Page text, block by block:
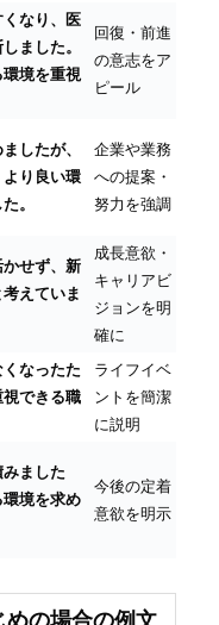
なり、医
ました。
境を重視
回復・前進
の意志をア
ピール
したが、
り良い環
。
企業や業務
への提案・
努力を強調
せず、新
えていま
成長意欲・
キャリアビ
ジョンを明
確に
なったた
できる職
ライフイベ
ントを簡潔
に説明
ました
境を求め
今後の定着
意欲を明示
めの場合の例文